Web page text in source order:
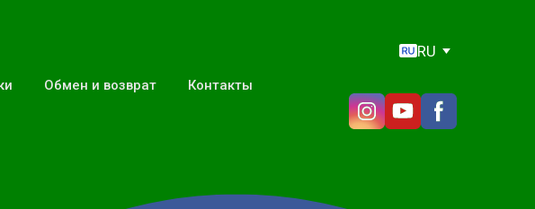
Обмен и возврат Контакты
RU